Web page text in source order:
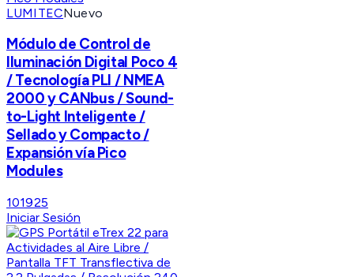
LUMITECNuevo
Módulo de Control de
Iluminación Digital Poco 4
/ Tecnología PLI / NMEA
2000 y CANbus / Sound-
to-Light Inteligente /
Sellado y Compacto /
Expansión vía Pico
Modules
101925
Iniciar Sesión